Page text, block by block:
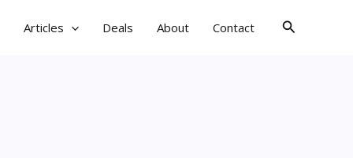
Articles Deals About Contact
검